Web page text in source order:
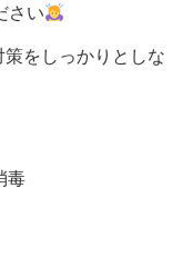
さい
をしっかりとしな
毒